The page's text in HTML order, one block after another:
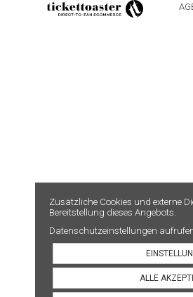
Zusätzliche Cookies und externe
Bereitstellung dieses Angebots.
Datenschutzeinstellungen
ALLE